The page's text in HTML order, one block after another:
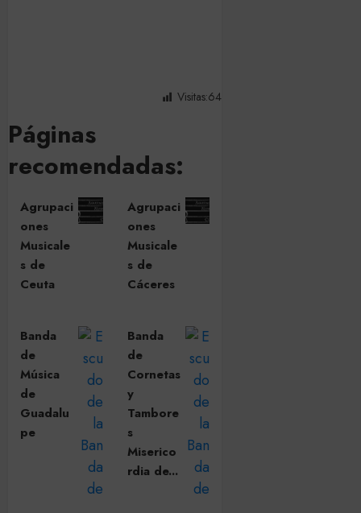
Visitas:64
Páginas
recomendadas:
Agrupaci
ones
Musicale
s de
Ceuta
Agrupaci
ones
Musicale
s de
Cáceres
Banda
de
Música
de
Guadalu
pe
Banda
de
Cornetas
y
Tambore
s
Miserico
rdia de...